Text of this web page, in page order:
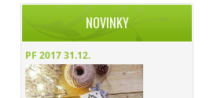
NOVINKY
PF 201731.12.